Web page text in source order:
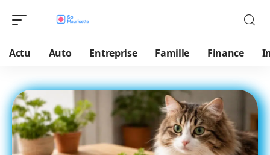
Actu Auto Entreprise Famille Finance